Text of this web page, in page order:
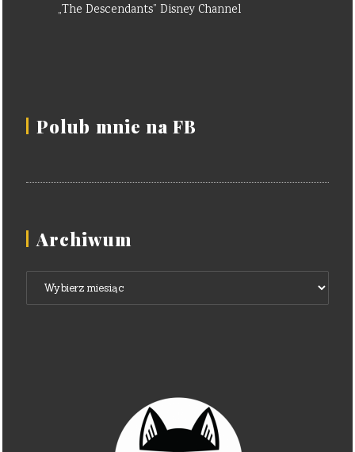
„The Descendants” Disney Channel
Polub mnie na FB
Archiwum
Archiwum